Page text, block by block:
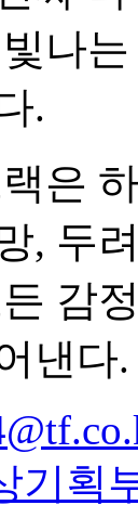
나
.
은
, 두
감
낸다.
기획